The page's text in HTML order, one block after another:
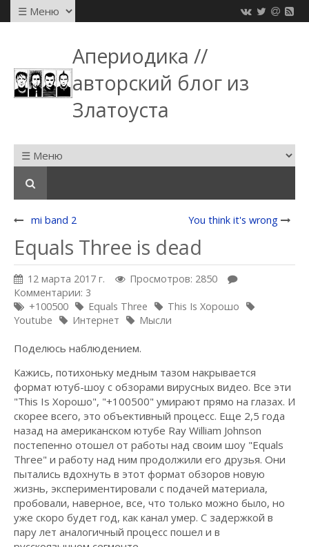
Апериодика //
авторский блог из
Златоуста
mi band 2 You think it's wrong
Equals Three is dead
12 марта 2017 г.
Просмотров: 2850
Комментарии: 3
+100500
Equals Three
This Is Хорошо
Youtube
Интернет Мысли
Поделюсь наблюдением.
Кажись, потихоньку медным тазом накрывается
формат ютуб-шоу с обзорами вирусных видео. Все эти
"This Is Хорошо", "+100500" умирают прямо на глазах. И
скорее всего, это объективный процесс. Еще 2,5 года
назад на американском ютубе Ray William Johnson
постепенно отошел от работы над своим шоу "Equals
Three" и работу над ним продолжили его друзья. Они
пытались вдохнуть в этот формат обзоров новую
жизнь, экспериментировали с подачей материала,
пробовали, наверное, все, что только можно было, но
уже скоро будет год, как канал умер. С задержкой в
пару лет аналогичный процесс пошел и в